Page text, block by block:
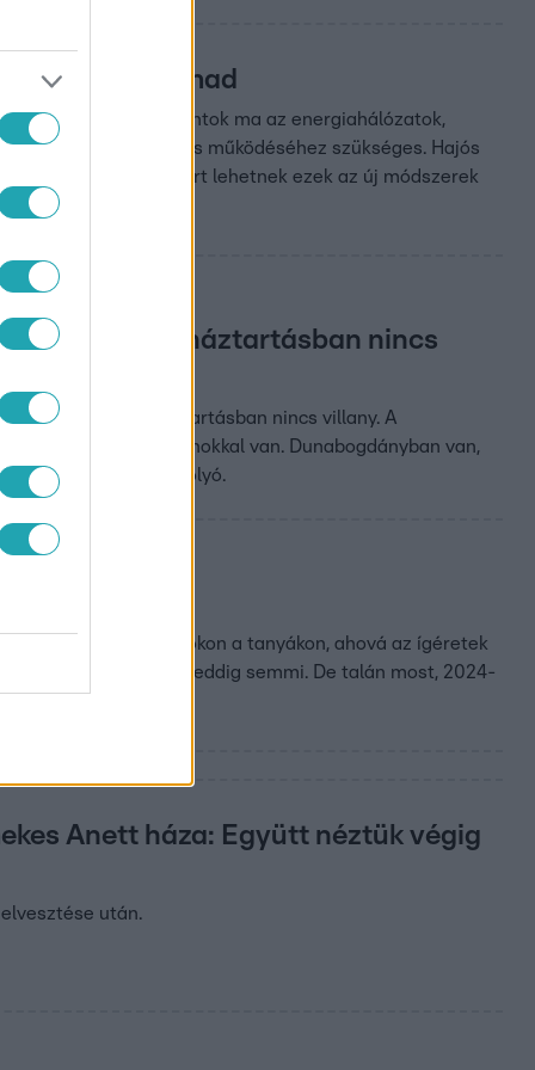
támad
szól. A célpontok ma az energiahálózatok,
élet biztonságos működéséhez szükséges. Hajós
természete, és miért lehetnek ezek az új módszerek
1400 háztartásban nincs
Csaknem 1400 háztartásban nincs villany. A
is az ártéri ingatlanokkal van. Dunabogdányban van,
is elöntött már a folyó.
mindennapjaikat azokon a tanyákon, ahová az ígéretek
mégsem történt eddig semmi. De talán most, 2024-
Anett háza: Együtt néztük végig
után.